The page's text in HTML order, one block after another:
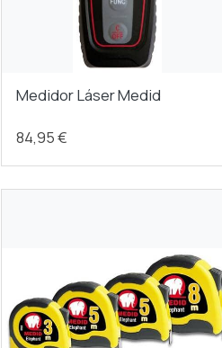
Medidor Láser Medid
84,95 €